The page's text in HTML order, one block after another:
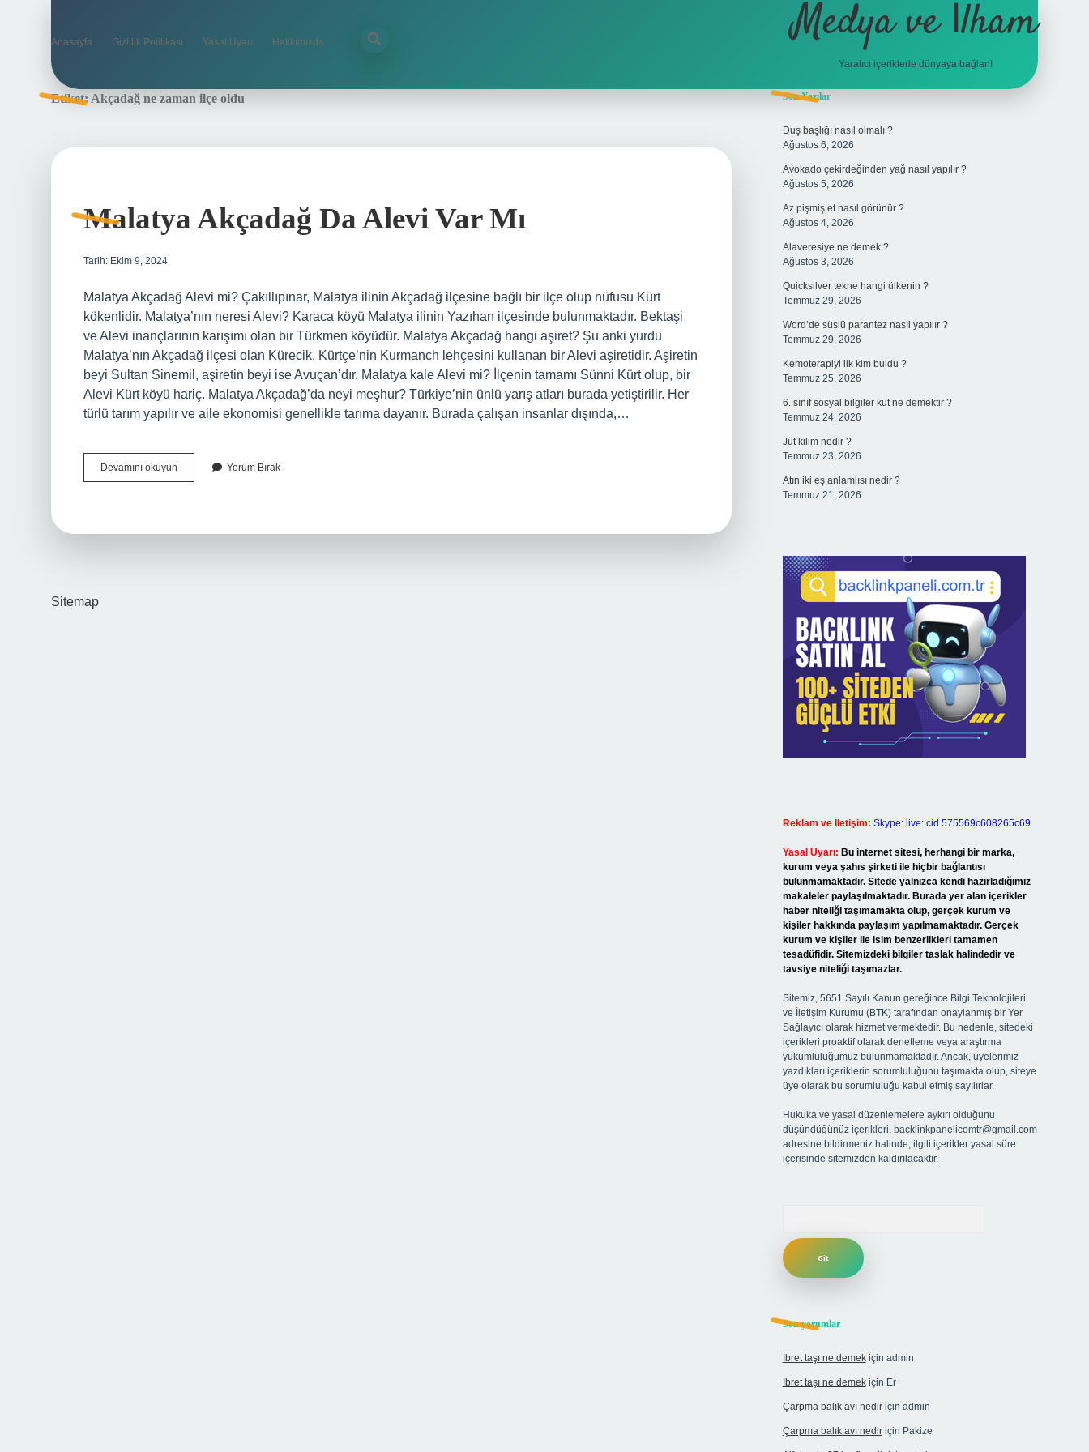
Anasayfa Gizlilik Politikası Yasal Uyarı Hakkımızda Medya ve İlham
Yaratıcı içeriklerle dünyaya bağlan!
Etiket: Akçadağ ne zaman ilçe oldu
Malatya Akçadağ Da Alevi Var Mı
Tarih: Ekim 9, 2024
Malatya Akçadağ Alevi mi? Çakıllıpınar, Malatya ilinin Akçadağ ilçesine bağlı bir ilçe olup nüfusu Kürt
kökenlidir. Malatya’nın neresi Alevi? Karaca köyü Malatya ilinin Yazıhan ilçesinde bulunmaktadır. Bektaşi
ve Alevi inançlarının karışımı olan bir Türkmen köyüdür. Malatya Akçadağ hangi aşiret? Şu anki yurdu
Malatya’nın Akçadağ ilçesi olan Kürecik, Kürtçe’nin Kurmanch lehçesini kullanan bir Alevi aşiretidir. Aşiretin
beyi Sultan Sinemil, aşiretin beyi ise Avuçan’dır. Malatya kale Alevi mi? İlçenin tamamı Sünni Kürt olup, bir
Alevi Kürt köyü hariç. Malatya Akçadağ’da neyi meşhur? Türkiye’nin ünlü yarış atları burada yetiştirilir. Her
türlü tarım yapılır ve aile ekonomisi genellikle tarıma dayanır. Burada çalışan insanlar dışında,…
Devamını okuyun
Akçadağ
Yorum Bırak
Sitemap
Sidebar
Son Yazılar
Duş başlığı nasıl olmalı ?
Ağustos 6, 2026
Avokado çekirdeğinden yağ nasıl yapılır ?
Ağustos 5, 2026
Az pişmiş et nasıl görünür ?
Ağustos 4, 2026
Alaveresiye ne demek ?
Ağustos 3, 2026
Quicksilver tekne hangi ülkenin ?
Temmuz 29, 2026
Word’de süslü parantez nasıl yapılır ?
Temmuz 29, 2026
Kemoterapiyi ilk kim buldu ?
Temmuz 25, 2026
6. sınıf sosyal bilgiler kut ne demektir ?
Temmuz 24, 2026
Jüt kilim nedir ?
Temmuz 23, 2026
Atın iki eş anlamlısı nedir ?
Temmuz 21, 2026
Reklam ve İletişim: Skype: live:.cid.575569c608265c69
Yasal Uyarı: Bu internet sitesi, herhangi bir marka,
kurum veya şahıs şirketi ile hiçbir bağlantısı
bulunmamaktadır. Sitede yalnızca kendi hazırladığımız
makaleler paylaşılmaktadır. Burada yer alan içerikler
haber niteliği taşımamakta olup, gerçek kurum ve
kişiler hakkında paylaşım yapılmamaktadır. Gerçek
kurum ve kişiler ile isim benzerlikleri tamamen
tesadüfidir. Sitemizdeki bilgiler taslak halindedir ve
tavsiye niteliği taşımazlar.
Sitemiz, 5651 Sayılı Kanun gereğince Bilgi Teknolojileri
ve İletişim Kurumu (BTK) tarafından onaylanmış bir Yer
Sağlayıcı olarak hizmet vermektedir. Bu nedenle, sitedeki
içerikleri proaktif olarak denetleme veya araştırma
yükümlülüğümüz bulunmamaktadır. Ancak, üyelerimiz
yazdıkları içeriklerin sorumluluğunu taşımakta olup, siteye
üye olarak bu sorumluluğu kabul etmiş sayılırlar.
Hukuka ve yasal düzenlemelere aykırı olduğunu
düşündüğünüz içerikleri, backlinkpanelicomtr@gmail.com
adresine bildirmeniz halinde, ilgili içerikler yasal süre
içerisinde sitemizden kaldırılacaktır.
Son yorumlar
Ibret taşı ne demekiçin admin
Ibret taşı ne demekiçin Er
Çarpma balık avı nediriçin admin
Çarpma balık avı nediriçin Pakize